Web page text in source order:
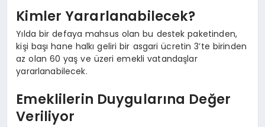
Kimler Yararlanabilecek?
Yılda bir defaya mahsus olan bu destek paketinden,
kişi başı hane halkı geliri bir asgari ücretin 3’te birinden
az olan 60 yaş ve üzeri emekli vatandaşlar
yararlanabilecek.
Emeklilerin Duygularına Değer
Veriliyor